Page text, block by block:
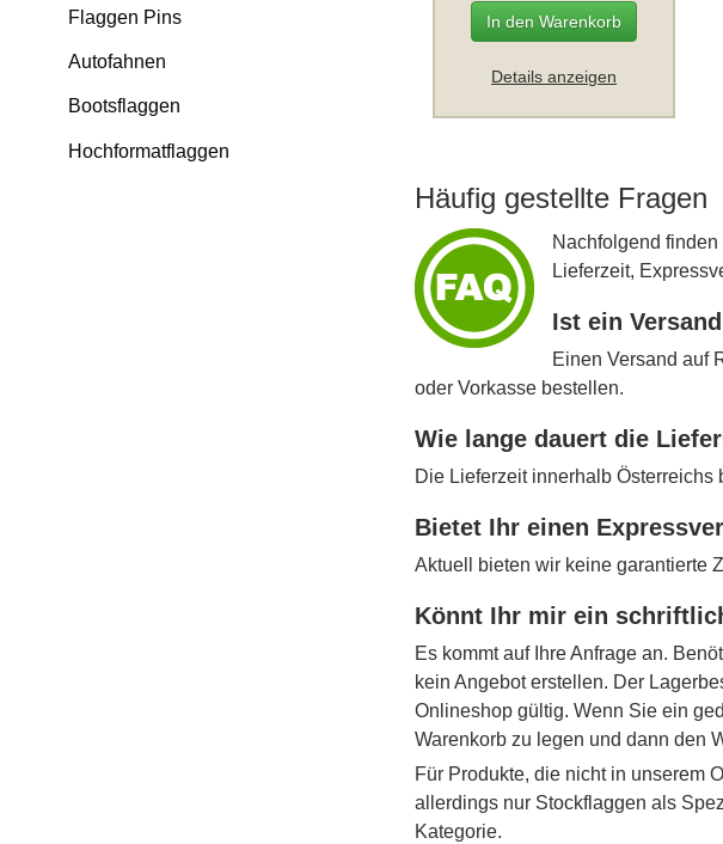
Flaggen Pins
Autofahnen
Bootsflaggen
Hochformatflaggen
In den Warenkorb
Details anzeigen
Häufig gestellte Fragen
Nachfolgend
Lieferzeit,
Ist ein
Einen Versand auf
oder Vorkasse bestellen.
Wie lange dauert die
Die Lieferzeit innerhalb
Bietet Ihr einen
Aktuell bieten wir keine garantierte
Könnt Ihr mir ein
Es kommt auf Ihre Anfrage an.
kein Angebot erstellen. Der
Onlineshop gültig. Wenn Sie ein
Warenkorb zu legen und dann den
Für Produkte, die nicht in unserem
allerdings nur Stockflaggen als
Kategorie.